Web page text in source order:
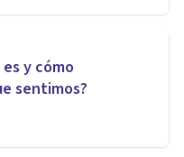
y cómo
sentimos?